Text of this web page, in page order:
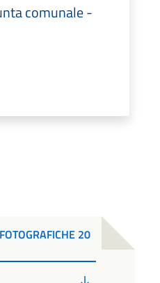
comunale -
20